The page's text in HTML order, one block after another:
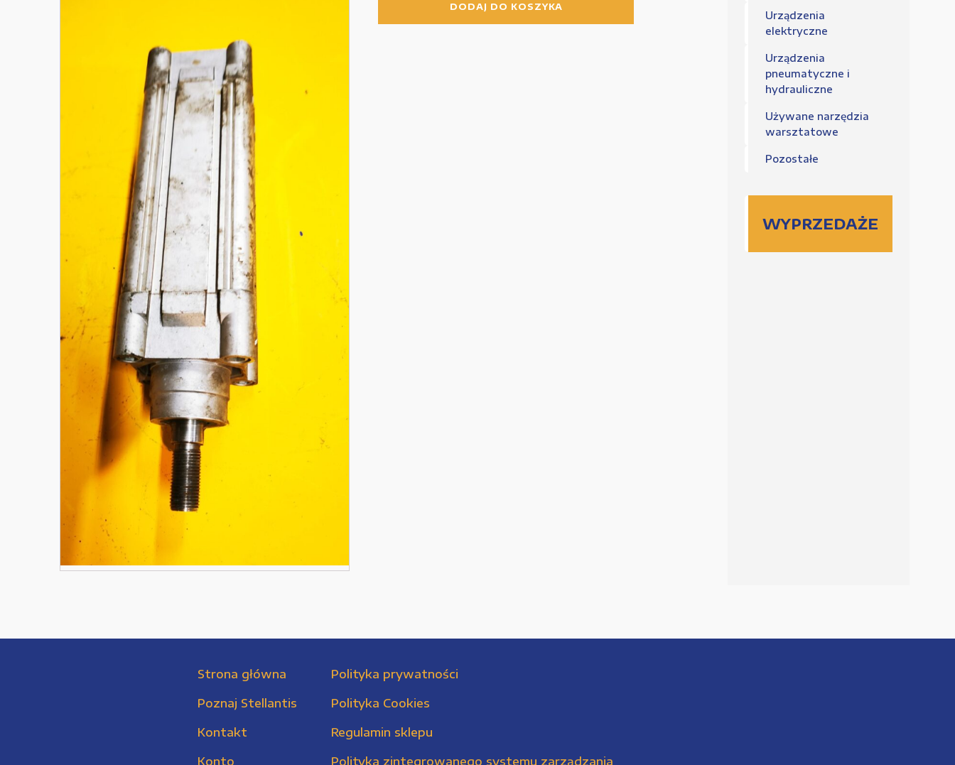
DODAJ DO KOSZYKA
Urządzenia
elektryczne
Urządzenia
pneumatyczne i
hydrauliczne
Używane narzędzia
warsztatowe
Pozostałe
WYPRZEDAŻE
Strona główna
Poznaj Stellantis
Kontakt
Konto
Polityka prywatności
Polityka Cookies
Regulamin sklepu
Polityka zintegrowanego systemu zarządzania